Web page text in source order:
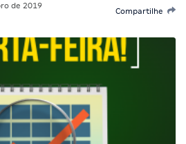
de 2019
Compartilhe